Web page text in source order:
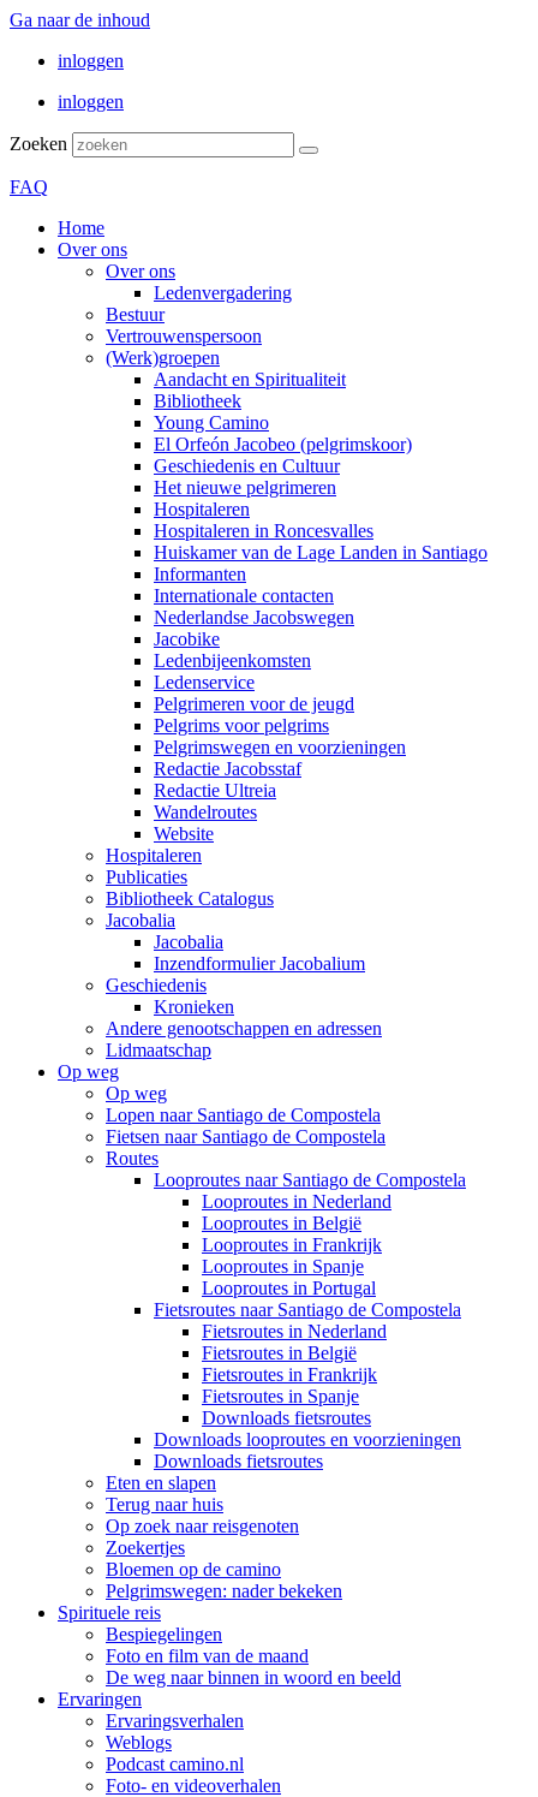
Ga naar de inhoud
inloggen
inloggen
Zoeken
FAQ
Home
Over ons
Over ons
Ledenvergadering
Bestuur
Vertrouwenspersoon
(Werk)groepen
Aandacht en Spiritualiteit
Bibliotheek
Young Camino
El Orfeón Jacobeo (pelgrimskoor)
Geschiedenis en Cultuur
Het nieuwe pelgrimeren
Hospitaleren
Hospitaleren in Roncesvalles
Huiskamer van de Lage Landen in Santiago
Informanten
Internationale contacten
Nederlandse Jacobswegen
Jacobike
Ledenbijeenkomsten
Ledenservice
Pelgrimeren voor de jeugd
Pelgrims voor pelgrims
Pelgrimswegen en voorzieningen
Redactie Jacobsstaf
Redactie Ultreia
Wandelroutes
Website
Hospitaleren
Publicaties
Bibliotheek Catalogus
Jacobalia
Jacobalia
Inzendformulier Jacobalium
Geschiedenis
Kronieken
Andere genootschappen en adressen
Lidmaatschap
Op weg
Op weg
Lopen naar Santiago de Compostela
Fietsen naar Santiago de Compostela
Routes
Looproutes naar Santiago de Compostela
Looproutes in Nederland
Looproutes in België
Looproutes in Frankrijk
Looproutes in Spanje
Looproutes in Portugal
Fietsroutes naar Santiago de Compostela
Fietsroutes in Nederland
Fietsroutes in België
Fietsroutes in Frankrijk
Fietsroutes in Spanje
Downloads fietsroutes
Downloads looproutes en voorzieningen
Downloads fietsroutes
Eten en slapen
Terug naar huis
Op zoek naar reisgenoten
Zoekertjes
Bloemen op de camino
Pelgrimswegen: nader bekeken
Spirituele reis
Bespiegelingen
Foto en film van de maand
De weg naar binnen in woord en beeld
Ervaringen
Ervaringsverhalen
Weblogs
Podcast camino.nl
Foto- en videoverhalen